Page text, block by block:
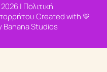
2026 | Πολιτική
Created with 💛
Banana Studios